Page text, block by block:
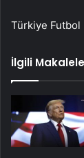
Türkiye Futbol
İlgili